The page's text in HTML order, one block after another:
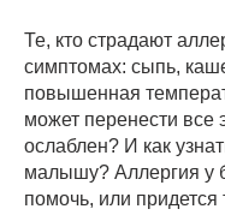
Те, кто страдают
симптомах: сыпь,
повышенная
может перенести все
ослаблен? И как
малышу? Аллергия у
помочь, или придется